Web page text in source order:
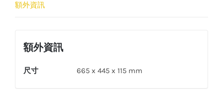
額外資訊
額外資訊
尺寸 665 x 445 x 115 mm